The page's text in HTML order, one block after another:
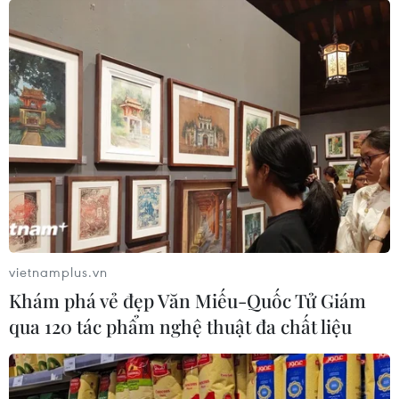
18/07/2026 13:38
Mỹ buộc Tesla phải sửa lỗi đèn pha
gây chói cho gần 20.000 xe
17/07/2026 05:42
Xem thêm
CƠ QUAN CHỦ QUẢN: THÔNG TẤN XÃ VIỆT NAM
vietnamplus.vn
Khám phá vẻ đẹp Văn Miếu-Quốc Tử Giám
qua 120 tác phẩm nghệ thuật đa chất liệu